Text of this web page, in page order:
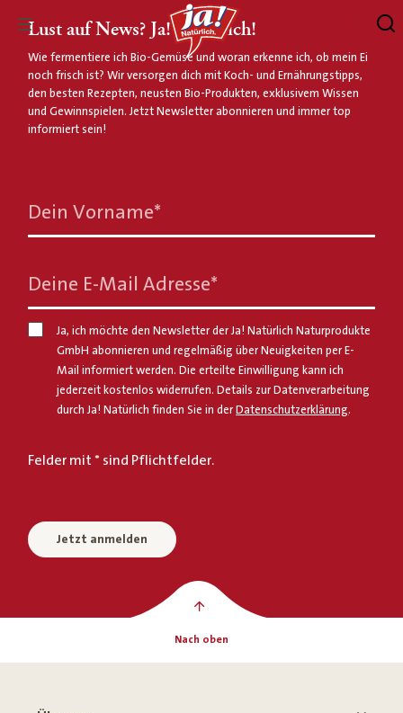
Lust auf News? Ja! Natürlich!
Wie fermentiere ich Bio-Gemüse und woran erkenne ich, ob mein Ei
noch frisch ist? Wir versorgen dich mit Koch- und Ernährungstipps,
den besten Rezepten, neusten Bio-Produkten, exklusivem Wissen
und Gewinnspielen. Jetzt Newsletter abonnieren und immer top
informiert sein!
Dein Vorname*
Deine E-Mail Adresse*
Ja, ich möchte den Newsletter der Ja! Natürlich Naturprodukte
GmbH abonnieren und regelmäßig über Neuigkeiten per E-
Mail informiert werden. Die erteilte Einwilligung kann ich
jederzeit kostenlos widerrufen. Details zur Datenverarbeitung
durch Ja! Natürlich finden Sie in der Datenschutzerklärung.
Felder mit * sind Pflichtfelder.
Jetzt anmelden
Nach oben